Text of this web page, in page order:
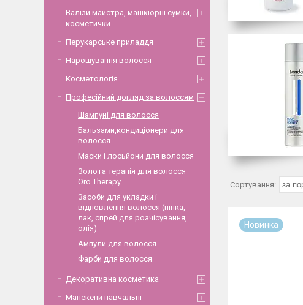
Новинка
Валізи майстра, манікюрні сумки,
косметички
Перукарське приладдя
Нарощування волосся
Косметологія
Професійний догляд за волоссям
Шампуні для волосся
Бальзами,кондиціонери для
волосся
Маски і лосьйони для волосся
Золота терапія для волосся
Oro Therapy
Засоби для укладки і
відновлення волосся (пінка,
лак, спрей для розчісування,
олія)
Ампули для волосся
Фарби для волосся
Декоративна косметика
Манекени навчальні